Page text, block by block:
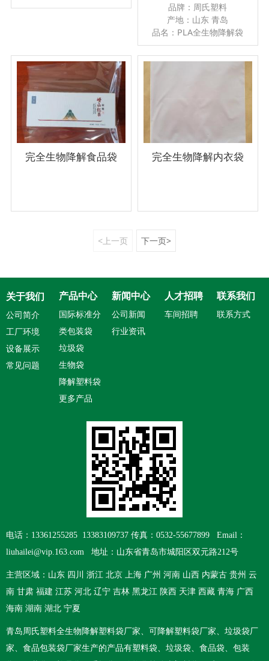
品牌：周氏塑料
产地：山东 青岛
品名：PLA全生物降解袋
尺寸：可定制
颜色：白色、绿色、黑色、
OEM/ODM代工，7-20天交
货
完全生物降解食品袋 完全生物降解内衣袋
<上一页 下一页>
关于我们
公司简介
工厂环境
设备展示
常见问题
产品中心
国际标准分
类包装袋
垃圾袋
生物袋
降解塑料袋
更多产品
新闻中心
公司新闻
行业资讯
人才招聘
车间招聘
联系我们
联系方式
电话：13361255285 13383109737 传真：0532-55677899 Email：
liuhailei@vip.163.com 地址：山东省青岛市城阳区双元路212号
主营区域：山东 四川 浙江 北京 上海 广州 河南 山西 内蒙古 贵州 云
南 甘肃 福建 江苏 河北 辽宁 吉林 黑龙江 陕西 天津 西藏 青海 广西
海南 湖南 湖北 宁夏
青岛周氏塑料全生物降解塑料袋厂家 可降解塑料袋厂家
垃圾袋厂
家
食品包装袋厂家生产的产品有塑料袋、垃圾袋、食品袋、包装